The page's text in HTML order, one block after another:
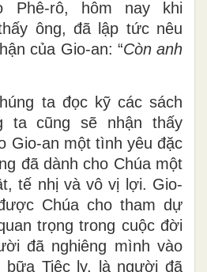
Phê-rô, hôm nay khi
ông, đã lập tức nêu
của Gio-an: “Còn anh
ta đọc kỹ các sách
ta cũng sẽ nhận thấy
Gio-an một tình yêu đặc
đã dành cho Chúa một
tế nhị và vô vị lợi. Gio-
Chúa cho tham dự
trọng trong cuộc đời
đã nghiêng mình vào
bữa Tiệc ly, là người đã